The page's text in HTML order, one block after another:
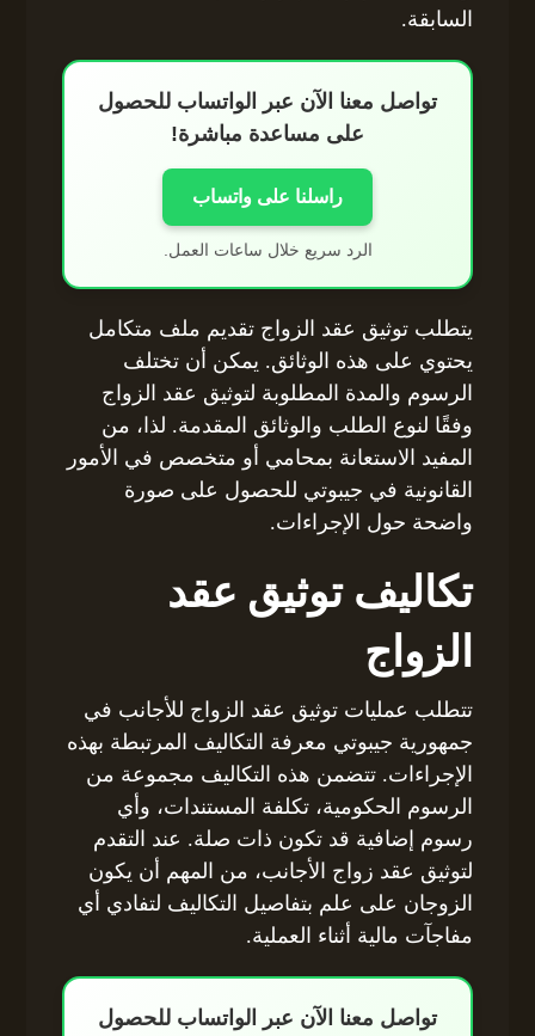
السابقة.
تواصل معنا الآن عبر الواتساب للحصول
على مساعدة مباشرة!
راسلنا على واتساب
الرد سريع خلال ساعات العمل.
يتطلب توثيق عقد الزواج تقديم ملف متكامل
يحتوي على هذه الوثائق. يمكن أن تختلف
الرسوم والمدة المطلوبة لتوثيق عقد الزواج
وفقًا لنوع الطلب والوثائق المقدمة. لذا، من
المفيد الاستعانة بمحامي أو متخصص في الأمور
القانونية في جيبوتي للحصول على صورة
واضحة حول الإجراءات.
تكاليف توثيق عقد
الزواج
تتطلب عمليات توثيق عقد الزواج للأجانب في
جمهورية جيبوتي معرفة التكاليف المرتبطة بهذه
الإجراءات. تتضمن هذه التكاليف مجموعة من
الرسوم الحكومية، تكلفة المستندات، وأي
رسوم إضافية قد تكون ذات صلة. عند التقدم
لتوثيق عقد زواج الأجانب، من المهم أن يكون
الزوجان على علم بتفاصيل التكاليف لتفادي أي
مفاجآت مالية أثناء العملية.
تواصل معنا الآن عبر الواتساب للحصول